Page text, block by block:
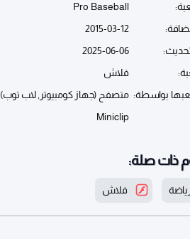
Pro Baseball
2015-03-12
2025-06-06
فلاش
بواسطة: متصفح (جهاز كومبيوتر, لاب توب)
Miniclip
ذات صلة:
فلاش